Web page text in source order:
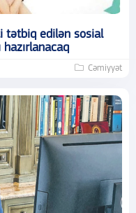
tətbiq edilən sosial
hazırlanacaq
Cəmiyyət